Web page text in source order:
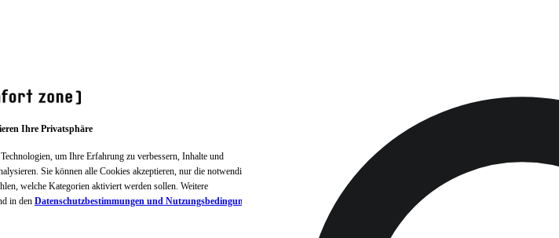
Ihre Privatsphäre
um Ihre Erfahrung zu verbessern, Inhalte und
Sie können alle Cookies akzeptieren, nur die notwendigen
welche Kategorien aktiviert werden sollen. Weitere
in den Datenschutzbestimmungen und Nutzungsbedingungen